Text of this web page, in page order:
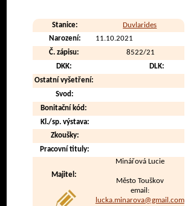
Stanice: Duvlarides
Narození:
11.10.2021
Č. zápisu:
8522/21
DKK:
DLK:
Ostatní vyšetření:
Svod:
Bonitační kód:
Kl./sp. výstava:
Zkoušky:
Pracovní tituly:
Majitel:
Minářová Lucie
Město Touškov
email:
lucka.minarova@gmail.com